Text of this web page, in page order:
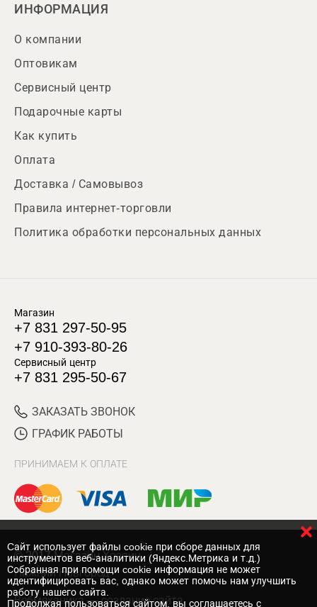
ИНФОРМАЦИЯ
О компании
Оптовикам
Сервисный центр
Подарочные карты
Как купить
Оплата
Доставка / Самовывоз
Правила интернет-торговли
Политика обработки персональных данных
Магазин
+7 831 297-50-95
+7 910-393-80-26
Сервисный центр
+7 831 295-50-67
ЗАКАЗАТЬ ЗВОНОК
ГРАФИК РАБОТЫ
ПРИНИМАЕМ К ОПЛАТЕ
© 2017 Магазин Хозяин
Нижний Новгород
Вебмеханика — создание сайта
Cайт использует файлы cookie при сборе данных для
инструментов веб-аналитики (Яндекс.Метрика и т.д.)
Собранная при помощи cookie информация не может
идентифицировать вас, однако может помочь нам улучшить
работу нашего сайта.
Продолжая пользоваться сайтом, вы соглашаетесь с